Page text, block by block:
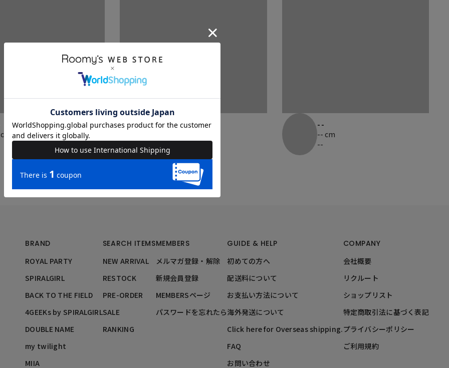
--
--
--
-- cm
--
BRAND
ROYAL PARTY
SPIRALGIRL
BACK TO THE FIELD
4GEEKs by SPIRALGIRL
DOUBLE NAME
my twilight
MIIA
SEARCH ITEMS
NEW ARRIVAL
RESTOCK
PRE-ORDER
SALE
RANKING
MEMBERS
メルマガ登録・解除
新規会員登録
MEMBERSページ
パスワードを忘れたら
GUIDE & HELP
初めての方へ
配送料について
お支払い方法について
海外発送について
Click here for Overseas shipping.
FAQ
お問い合わせ
COMPANY
会社概要
リクルート
ショップリスト
特定商取引法に基づく表記
プライバシーポリシー
ご利用規約